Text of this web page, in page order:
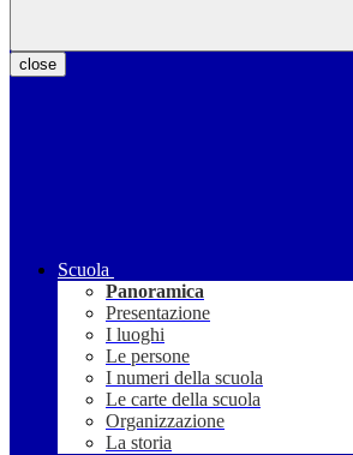
close
Scuola
Panoramica
Presentazione
I luoghi
Le persone
I numeri della scuola
Le carte della scuola
Organizzazione
La storia